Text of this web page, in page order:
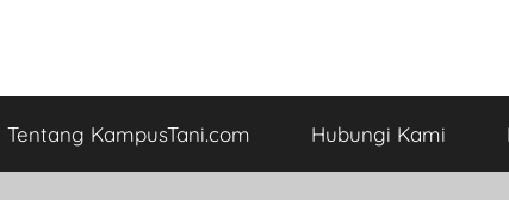
Tentang KampusTani.com Hubungi Kami